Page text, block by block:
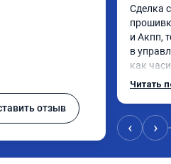
отзыв
Сделка
и Акпп,
в
как
вас
Читать
‹ ›